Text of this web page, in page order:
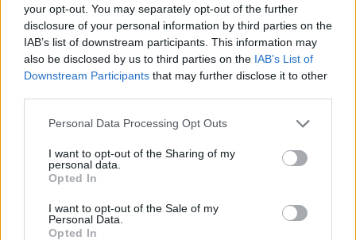
your opt-out. You may separately opt-out of the further
disclosure of your personal information by third parties on the
IAB’s list of downstream participants. This information may
also be disclosed by us to third parties on the IAB’s List of
Downstream Participants that may further disclose it to other
Personal Data Processing Opt Outs
I want to opt-out of the Sharing of my
personal data.
Opted In
I want to opt-out of the Sale of my
Personal Data.
Opted In
Τριμερής αμυντική
συμφωνία: Τουρκία,
Σαουδική Αραβία και
Πακιστάν ενισχύουν τους
δεσμούς τους
Ελληνικοί
στρατιωτική
αξιοποίηση της